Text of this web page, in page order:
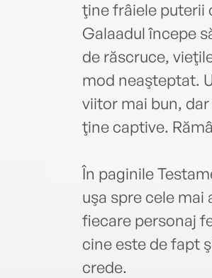
ţine frâiele puterii
Galaadul începe
de răscruce,
mod neaşteptat.
viitor mai bun,
ţine captive.
În paginile
uşa spre cele mai
fiecare personaj
cine este de fapt
crede.